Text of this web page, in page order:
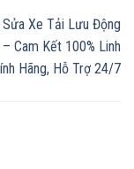
Xe Tải Lưu Động
– Cam Kết 100% Linh
Hãng, Hỗ Trợ 24/7